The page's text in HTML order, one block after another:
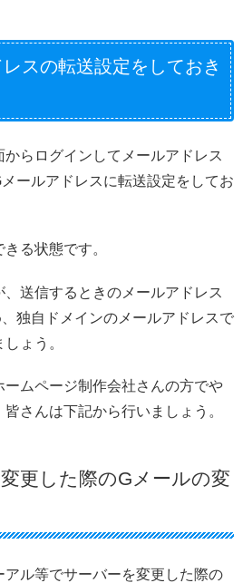
レスの転送設定をしておき
らログインしてメールアドレス
ールアドレスに転送設定をしてお
る状態です。
送信するときのメールアドレス
独自ドメインのメールアドレスで
ょう。
ムページ制作会社さんの方でや
さんは下記から行いましょう。
変更した際のGメールの変
ル等でサーバーを変更した際の